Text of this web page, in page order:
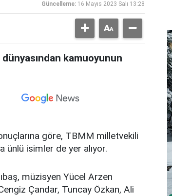
Güncelleme: 16 Mayıs 2023 Salı 13:28
kamuoyunun
göre, TBMM milletvekili
ünlü isimler de yer alıyor.
müzisyen Yücel Arzen
Çandar, Tuncay Özkan, Ali